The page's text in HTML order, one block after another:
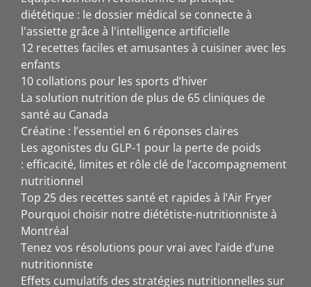
diététique : le dossier médical se connecte à
l'assiette grâce à l'intelligence artificielle
12 recettes faciles et amusantes à cuisiner avec les
enfants
10 collations pour les sports d’hiver
La solution nutrition de plus de 65 cliniques de
santé au Canada
Créatine : l’essentiel en 6 réponses claires
Les agonistes du GLP-1 pour la perte de poids
: efficacité, limites et rôle clé de l’accompagnement
nutritionnel
Top 25 des recettes santé et rapides à l’Air Fryer
Pourquoi choisir notre diététiste-nutritionniste à
Montréal
Tenez vos résolutions pour vrai avec l’aide d’une
nutritionniste
Effets cumulatifs des stratégies nutritionnelles sur